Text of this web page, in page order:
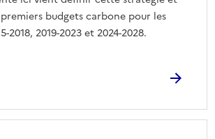
budgets carbone pour les
2018, 2019-2023 et 2024-2028.